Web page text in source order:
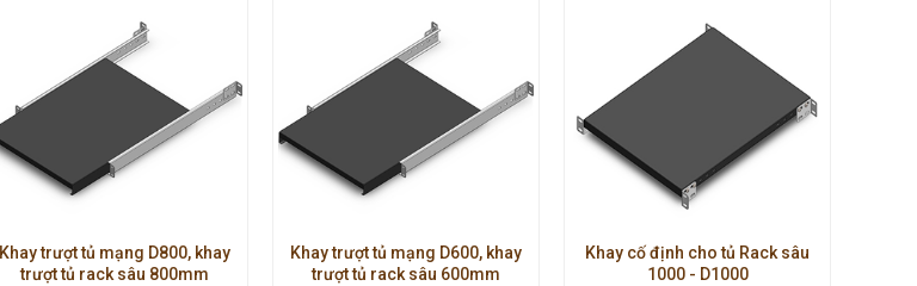
Khay trượt tủ mạng D800, khay
trượt tủ rack sâu 800mm
Khay trượt tủ mạng D600, khay
trượt tủ rack sâu 600mm
Khay cố định cho tủ Rack sâu
1000 - D1000